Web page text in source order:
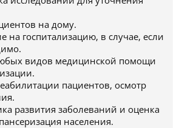
на дому.
на госпитализацию, в случае, если
видов медицинской помощи
пациентов, осмотр
развития заболеваний и оценка
населения.